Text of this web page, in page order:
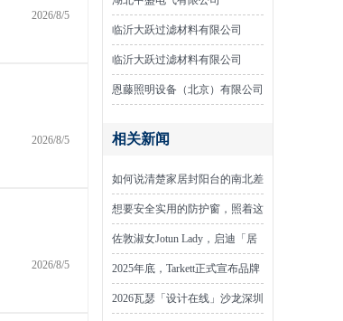
2026/8/5
2026/8/5
2026/8/5
临沂大跃过滤材料有限公司
临沂大跃过滤材料有限公司
恩藤照明设备（北京）有限公司
相关新闻
如何说清楚家居封阳台的南北差
别？你这样解释就可以了
想要安全实用的防护窗，照着这
样选准没错
佐敦淑女Jotun Lady，启迪「居
所之美」——以北欧美学点亮灵
感，开启美好居住新体验
2025年底，Tarkett正式宣布品牌
名称由 “得嘉” 升级为 “泰吉嘉”
2026瓦瑟「设计在线」沙龙深圳